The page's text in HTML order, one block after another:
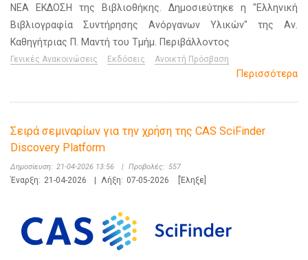
ΝΕΑ ΕΚΔΟΣΗ της Βιβλιοθήκης. Δημοσιεύτηκε η "Ελληνική
Βιβλιογραφία Συντήρησης Ανόργανων Υλικών" της Αν.
Καθηγήτριας Π. Μαντή του Τμήμ. Περιβάλλοντος
Γενικές Ανακοινώσεις Εκδόσεις Ανοικτή Πρόσβαση
Περισσότερα
Σειρά σεμιναρίων για την χρήση της CAS SciFinder
Discovery Platform
Δημοσίευση: 21-04-2026 13:56 | Προβολές: 557
Έναρξη: 21-04-2026 | Λήξη: 07-05-2026 [Έληξε]